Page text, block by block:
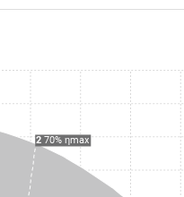
2 70% ηmax